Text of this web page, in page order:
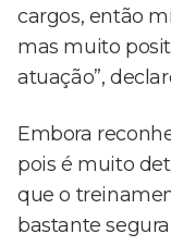
cargos, então
mas muito
atuação”,
Embora
pois é muito
que o
bastante